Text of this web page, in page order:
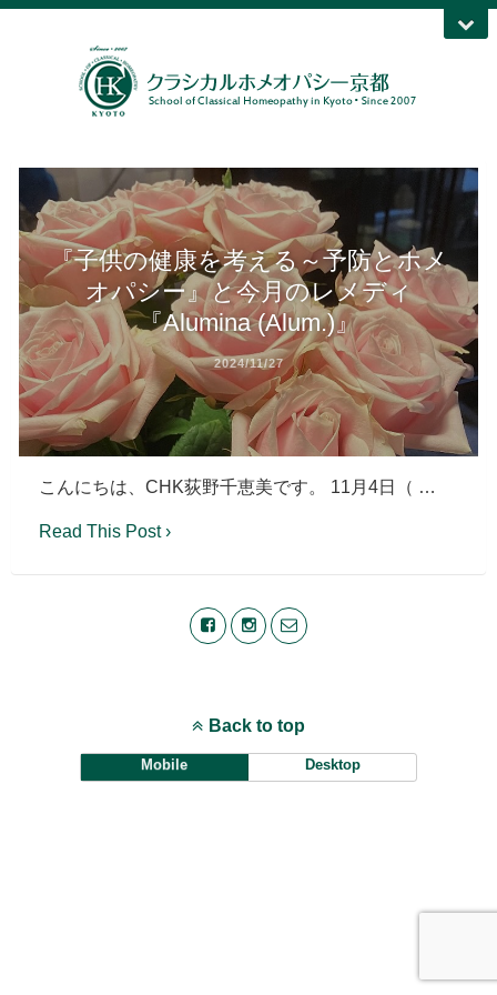
『子供の健康を考える～予防とホメ
オパシー』と今月のレメディ
『Alumina (Alum.)』
2024/11/27
こんにちは、CHK荻野千恵美です。 11月4日（ …
Read This Post ›
Back to top
Mobile Desktop